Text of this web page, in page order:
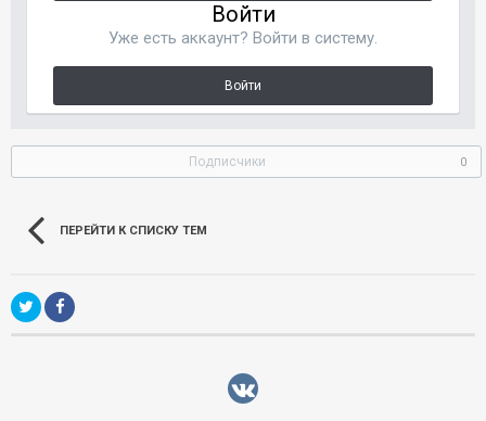
Войти
Уже есть аккаунт? Войти в систему.
Войти
Подписчики 0
ПЕРЕЙТИ К СПИСКУ ТЕМ